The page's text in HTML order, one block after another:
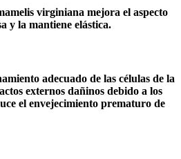
virginiana mejora el aspecto
y la mantiene elástica.
adecuado de las células de la
externos dañinos debido a los
el envejecimiento prematuro de